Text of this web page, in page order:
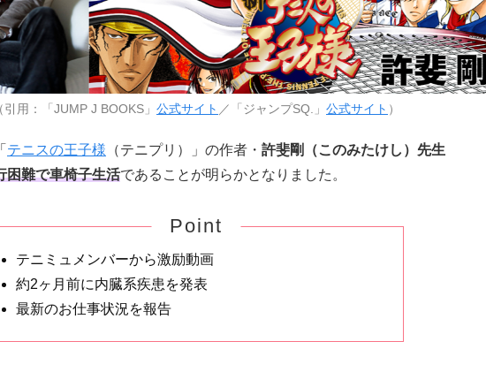
（引用：「JUMP J BOOKS」 公式サイト ／「ジャンプSQ.」 公式サイト ）
テニスの王子様 （テニプリ）」の作者・ 許斐剛（このみたけし）先生
困難で車椅子生活であることが明らかとなりました。
Point
テニミュメンバーから激励動画
約2ヶ月前に内臓系疾患を発表
最新のお仕事状況を報告